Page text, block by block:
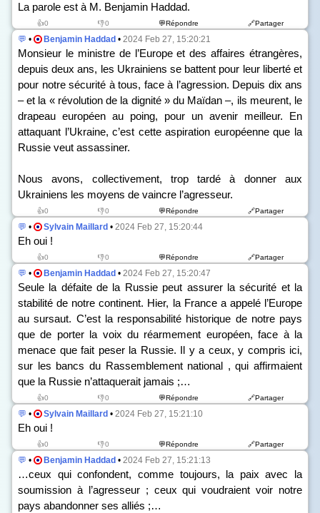
La parole est à M. Benjamin Haddad.
👍0 👎0 💬Répondre 🔗Partager
💬 • Benjamin Haddad • 2024 Feb 27, 15:20:21
Monsieur le ministre de l’Europe et des affaires étrangères,
depuis deux ans, les Ukrainiens se battent pour leur liberté et
pour notre sécurité à tous, face à l’agression. Depuis dix ans
– et la « révolution de la dignité » du Maïdan –, ils meurent, le
drapeau européen au poing, pour un avenir meilleur. En
attaquant l’Ukraine, c’est cette aspiration européenne que la
Russie veut assassiner.
Nous avons, collectivement, trop tardé à donner aux
Ukrainiens les moyens de vaincre l’agresseur.
👍0 👎0 💬Répondre 🔗Partager
💬 • Sylvain Maillard • 2024 Feb 27, 15:20:44
Eh oui !
👍0 👎0 💬Répondre 🔗Partager
💬 • Benjamin Haddad • 2024 Feb 27, 15:20:47
Seule la défaite de la Russie peut assurer la sécurité et la
stabilité de notre continent. Hier, la France a appelé l’Europe
au sursaut. C’est la responsabilité historique de notre pays
que de porter la voix du réarmement européen, face à la
menace que fait peser la Russie. Il y a ceux, y compris ici,
sur les bancs du Rassemblement national , qui affirmaient
que la Russie n’attaquerait jamais ;…
👍0 👎0 💬Répondre 🔗Partager
💬 • Sylvain Maillard • 2024 Feb 27, 15:21:10
Eh oui !
👍0 👎0 💬Répondre 🔗Partager
💬 • Benjamin Haddad • 2024 Feb 27, 15:21:13
…ceux qui confondent, comme toujours, la paix avec la
soumission à l’agresseur ; ceux qui voudraient voir notre
pays abandonner ses alliés ;…